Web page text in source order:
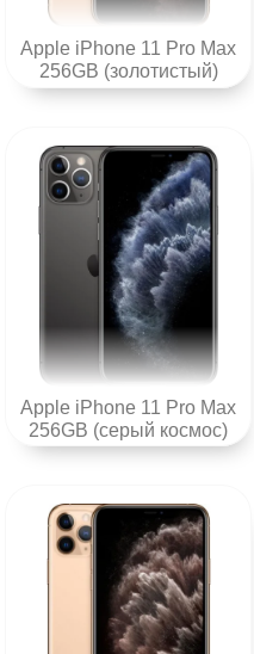
Apple iPhone 11 Pro Max
256GB (золотистый)
Apple iPhone 11 Pro Max
256GB (серый космос)